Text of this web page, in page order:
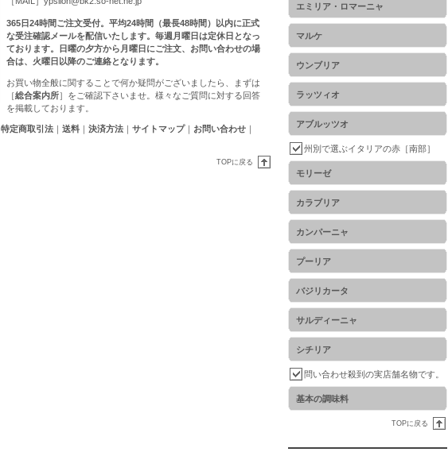
365日24時間ご注文受付。平均24時間（最長48時間）以内に正式
な受注確認メールを配信いたします。毎週月曜日は定休日となっ
ております。日曜の夕方から月曜日にご注文、お問い合わせの場
合は、火曜日以降のご連絡となります。
お買い物全般に関することで何か疑問がございましたら、まずは
［総合案内所］をご確認下さいませ。様々なご質問に対する回答
を掲載しております。
特定商取引法 ｜ 送料 ｜ 決済方法 ｜ サイトマップ｜ お問い合わせ ｜
TOPに戻る
エミリア・ロマーニャ
マルケ
ウンブリア
ラッツィオ
アブルッツオ
州別で選ぶイタリアの赤［南部］
モリーゼ
カラブリア
カンパーニャ
プーリア
バジリカータ
サルディーニャ
シチリア
問い合わせ殺到の実店舗名物です。
基本の調味料
TOPに戻る